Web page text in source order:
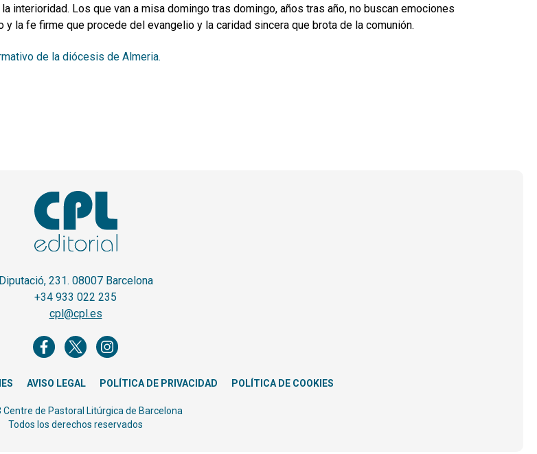
interioridad. Los que van a misa domingo tras domingo, años tras año, no buscan emociones
la fe firme que procede del evangelio y la caridad sincera que brota de la comunión.
de la diócesis de Almeria.
Diputació, 231. 08007 Barcelona
+34 933 022 235
cpl@cpl.es
AVISO LEGAL POLÍTICA DE PRIVACIDAD POLÍTICA DE COOKIES
de Pastoral Litúrgica de Barcelona
Todos los derechos reservados